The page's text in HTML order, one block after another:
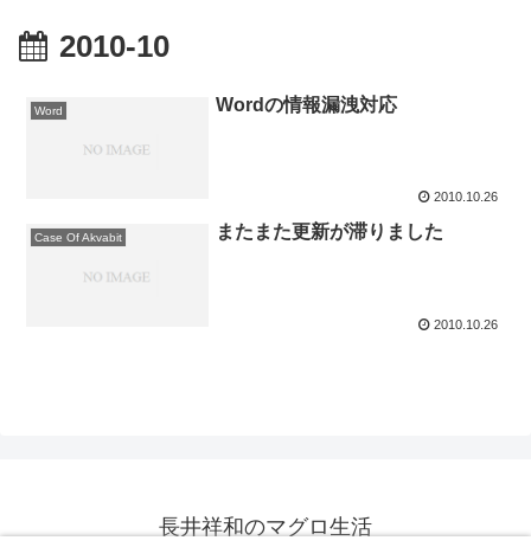
2010-10
Word Wordの情報漏洩対応
2010.10.26
Case Of Akvabit またまた更新が滞りました
2010.10.26
長井祥和のマグロ生活